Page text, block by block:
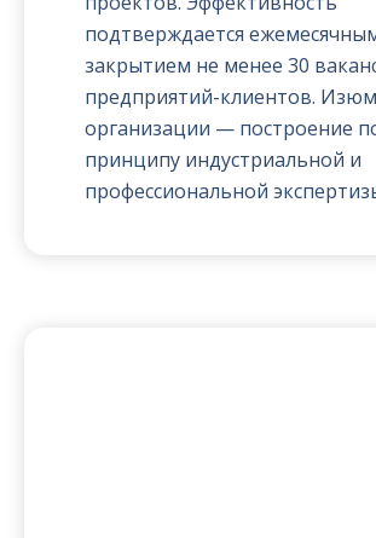
подтверждается
закрытием не менее 30
предприятий-клиентов.
организации — построение
принципу индустриальной и
профессиональной